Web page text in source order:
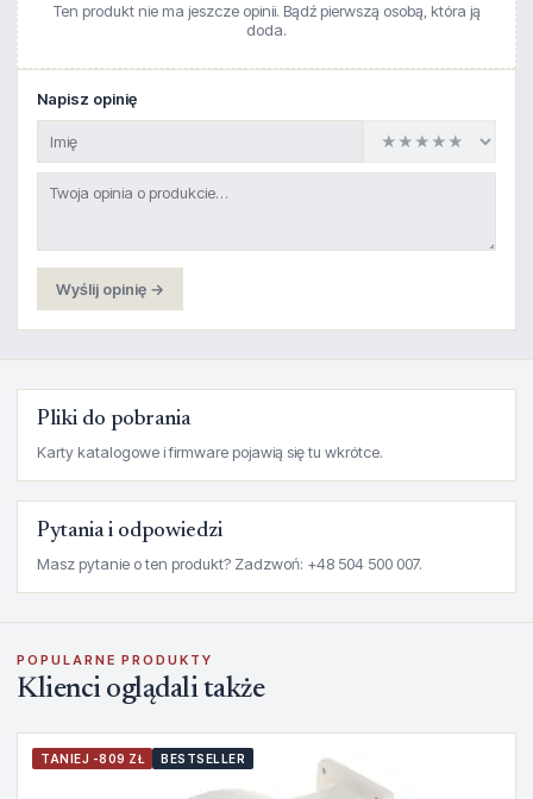
Ten produkt nie ma jeszcze opinii. Bądź pierwszą osobą, która ją
doda.
Napisz opinię
Wyślij opinię →
Pliki do pobrania
Karty katalogowe i firmware pojawią się tu wkrótce.
Pytania i odpowiedzi
Masz pytanie o ten produkt? Zadzwoń: +48 504 500 007.
POPULARNE PRODUKTY
Klienci oglądali także
TANIEJ -809 ZŁ BESTSELLER